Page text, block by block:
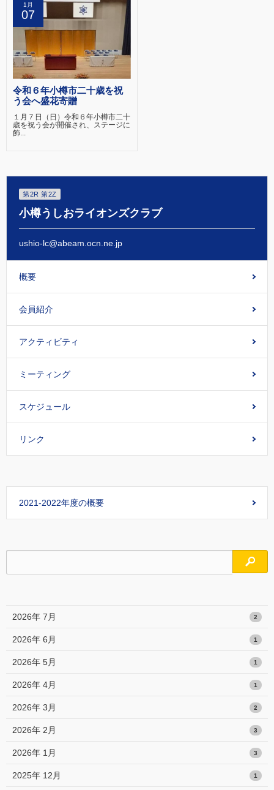
1月
07
令和６年小樽市二十歳を祝
う会へ盛花寄贈
１月７日（日）令和６年小樽市二十
歳を祝う会が開催され、ステージに
飾...
第2R 第2Z
小樽うしおライオンズクラブ
ushio-lc@abeam.ocn.ne.jp
概要
会員紹介
アクティビティ
ミーティング
スケジュール
リンク
2021-2022年度の概要
検索
2026年 7月 2
2026年 6月 1
2026年 5月 1
2026年 4月 1
2026年 3月 2
2026年 2月 3
2026年 1月 3
2025年 12月 1